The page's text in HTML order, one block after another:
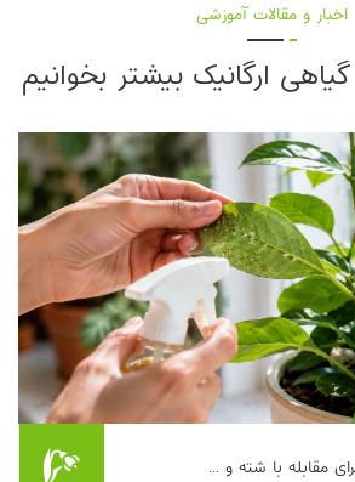
اخبار و مقالات آموزشی
ارگانیک بیشتر بخوانیم